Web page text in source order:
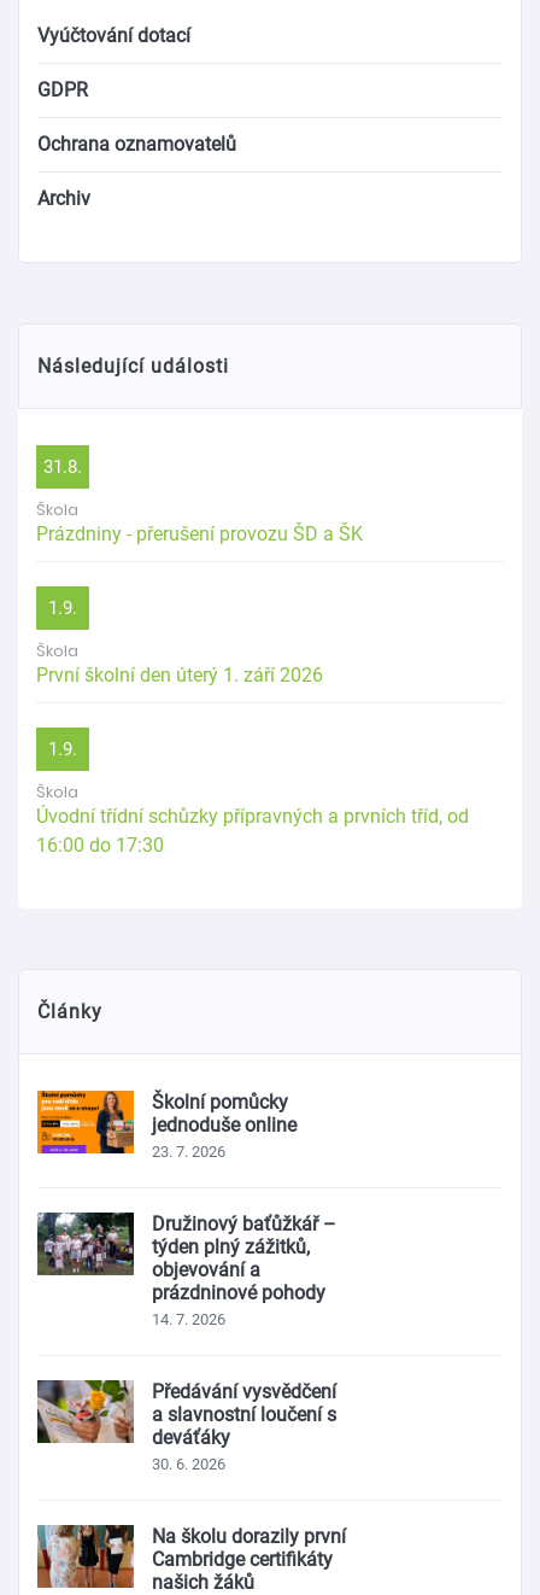
Vyúčtování dotací
GDPR
Ochrana oznamovatelů
Archiv
Následující události
31.8.
Škola
Prázdniny - přerušení provozu ŠD a ŠK
1.9.
Škola
První školní den úterý 1. září 2026
1.9.
Škola
Úvodní třídní schůzky přípravných a prvních tříd, od
16:00 do 17:30
Články
Školní pomůcky
jednoduše online
23. 7. 2026
Družinový baťůžkář –
týden plný zážitků,
objevování a
prázdninové pohody
14. 7. 2026
Předávání vysvědčení
a slavnostní loučení s
deváťáky
30. 6. 2026
Na školu dorazily první
Cambridge certifikáty
našich žáků